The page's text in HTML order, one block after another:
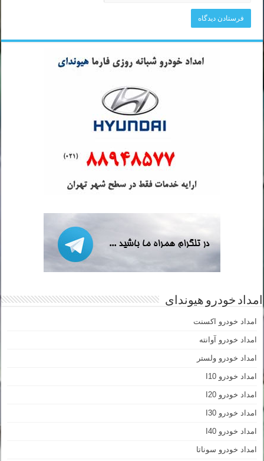
امداد خودرو هیوندای
امداد خودرو اکسنت
امداد خودرو آوانته
امداد خودرو ولستر
امداد خودرو I10
امداد خودرو I20
امداد خودرو I30
امداد خودرو I40
امداد خودرو سوناتا